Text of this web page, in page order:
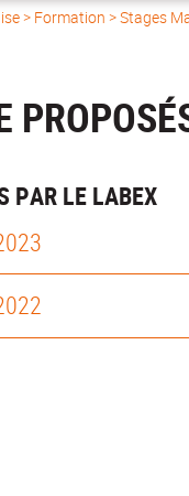
> Formation >Stages
PAR LE LABEX